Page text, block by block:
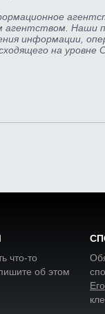
Наши
информации,
на уровне
что-то
об этом